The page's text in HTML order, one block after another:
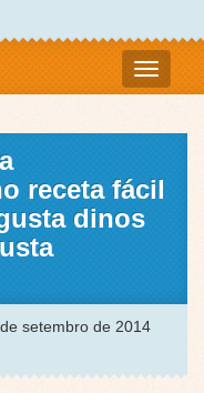
receta fácil
dinos
setembro de 2014